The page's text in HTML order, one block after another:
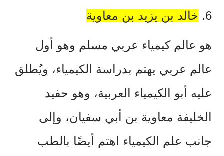
6. خالد بن يزيد بن معاوية
هو عالم كيمياء عربي مسلم وهو أول
عالم عربي يهتم بدراسة الكيمياء، ويُطلق
عليه أبو الكيمياء العربية، وهو حفيد
الخليفة معاوية بن أبي سفيان، وإلى
جانب علم الكيمياء اهتم أيضًا بالطب